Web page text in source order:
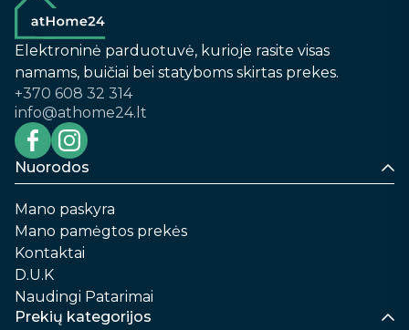
Elektroninė parduotuvė, kurioje rasite visas
namams, buičiai bei statyboms skirtas prekes.
+370 608 32 314
info@athome24.lt
Nuorodos
Mano paskyra
Mano pamėgtos prekės
Kontaktai
D.U.K
Naudingi Patarimai
Prekių kategorijos